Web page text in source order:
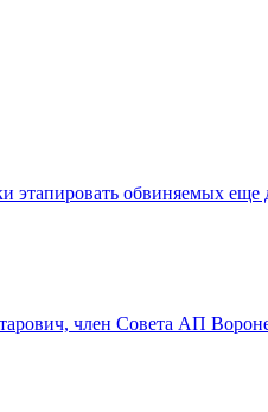
этапировать обвиняемых еще
член Совета АП